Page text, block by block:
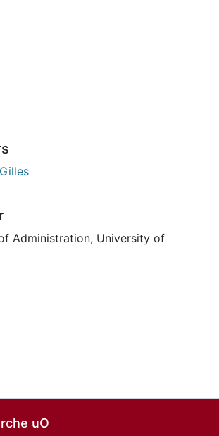
Administration, University of
uO